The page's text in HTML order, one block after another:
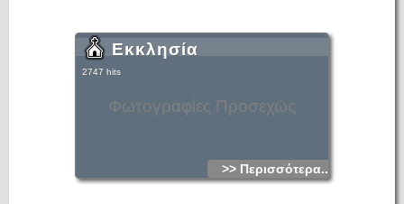
Φωτογραφίες Προσεχώς
Εκκλησία
2747 hits
>> Περισσότερα...